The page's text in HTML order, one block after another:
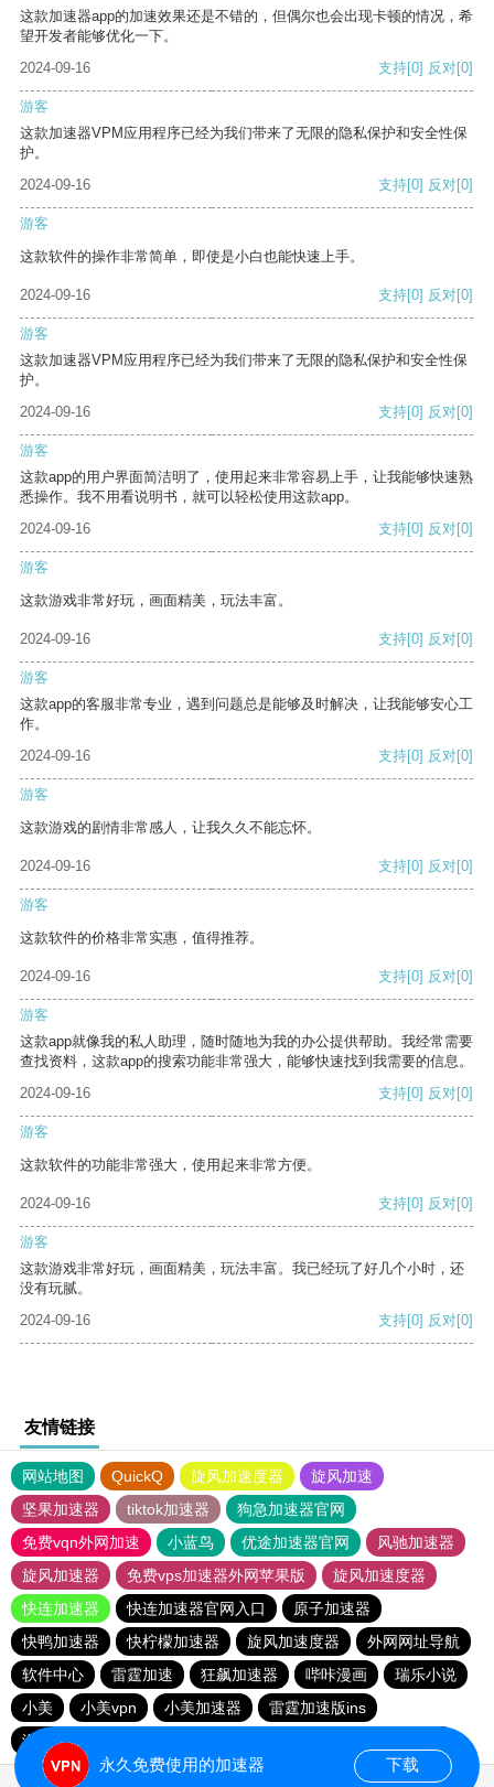
这款加速器app的加速效果还是不错的，但偶尔也会出现卡顿的情况，希
望开发者能够优化一下。
2024-09-16
支持[0] 反对[0]
游客
这款加速器VPM应用程序已经为我们带来了无限的隐私保护和安全性保
护。
2024-09-16
支持[0] 反对[0]
游客
这款软件的操作非常简单，即使是小白也能快速上手。
2024-09-16 支持[0] 反对[0]
游客
这款加速器VPM应用程序已经为我们带来了无限的隐私保护和安全性保
护。
2024-09-16
支持[0] 反对[0]
游客
这款app的用户界面简洁明了，使用起来非常容易上手，让我能够快速熟
悉操作。我不用看说明书，就可以轻松使用这款app。
2024-09-16
支持[0] 反对[0]
游客
这款游戏非常好玩，画面精美，玩法丰富。
2024-09-16 支持[0] 反对[0]
游客
这款app的客服非常专业，遇到问题总是能够及时解决，让我能够安心工
作。
2024-09-16
支持[0] 反对[0]
游客
这款游戏的剧情非常感人，让我久久不能忘怀。
2024-09-16 支持[0] 反对[0]
游客
这款软件的价格非常实惠，值得推荐。
2024-09-16 支持[0] 反对[0]
游客
这款app就像我的私人助理，随时随地为我的办公提供帮助。我经常需要
查找资料，这款app的搜索功能非常强大，能够快速找到我需要的信息。
2024-09-16
支持[0] 反对[0]
游客
这款软件的功能非常强大，使用起来非常方便。
2024-09-16 支持[0] 反对[0]
游客
这款游戏非常好玩，画面精美，玩法丰富。我已经玩了好几个小时，还
没有玩腻。
2024-09-16
支持[0] 反对[0]
友情链接
网站地图 QuickQ 旋风加速度器
旋风加速
坚果加速器
tiktok加速器
狗急加速器官网
免费vqn外网加速
小蓝鸟 优途加速器官网
风驰加速器
旋风加速器
免费vps加速器外网苹果版
旋风加速度器
快连加速器
快连加速器官网入口
原子加速器
快鸭加速器
快柠檬加速器 旋风加速度器
外网网址导航
软件中心
雷霆加速 狂飙加速器 哔咔漫画
瑞乐小说
小美
小美vpn 小美加速器
雷霆加速版ins
海鸥加速器下载
永久免费使用的加速器 下载